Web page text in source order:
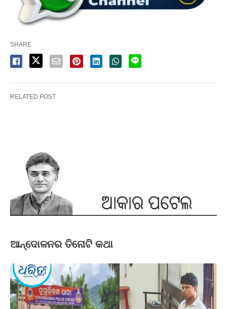
SHARE
RELATED POST
ଆନ୍ଦୋଳନର ତିନୋଟି କଥା